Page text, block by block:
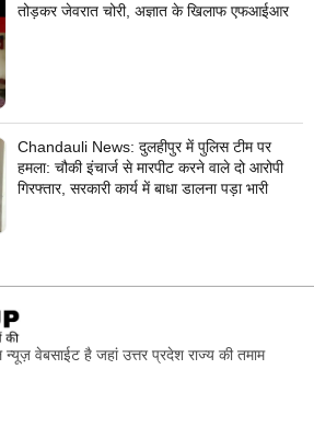
तोड़कर जेवरात चोरी, अज्ञात के खिलाफ एफआईआर
Chandauli News: दुलहीपुर में पुलिस टीम पर
हमला: चौकी इंचार्ज से मारपीट करने वाले दो आरोपी
गिरफ्तार, सरकारी कार्य में बाधा डालना पड़ा भारी
वेबसाईट है जहां उत्तर प्रदेश राज्य की तमाम